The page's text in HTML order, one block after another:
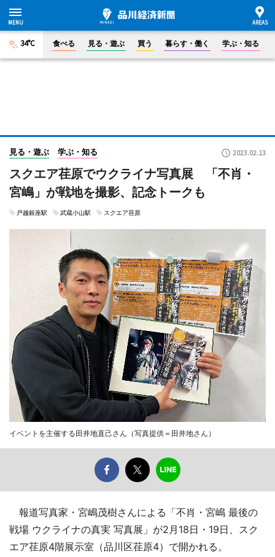
34°C 食べる 見る・遊ぶ 買う 暮らす・働く 学ぶ・知る
見る・遊ぶ 学ぶ・知る 2023.02.13
スクエア荏原でウクライナ写真展 「不肖・
宮嶋」が戦地を撮影、記念トークも
戸越銀座駅 武蔵小山駅 スクエア荏原
イベントを主催する田井地直己さん（写真提供＝田井地さん）
報道写真家・宮嶋茂樹さんによる「不肖・宮嶋 最後の
戦場 ウクライナの真実 写真展」が2月18日・19日、スク
エア荏原4階展示室（品川区荏原4）で開かれる。